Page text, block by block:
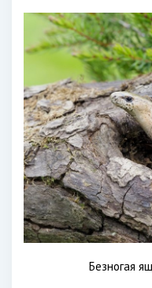
Безногая